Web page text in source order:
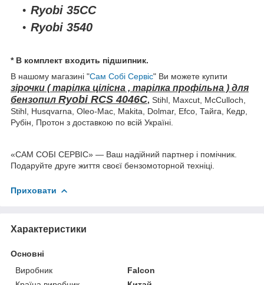
Ryobi 35CС
Ryobi 3540
* В комплект входить підшипник.
В нашому магазині "Сам Собі Сервіс" Ви можете купити
зірочки ( тарілка цілісна , тарілка профільна ) для
бензопил Ryobi RCS 4046С, Stihl, Maxcut, McCulloch,
Stihl, Husqvarna, Oleo-Mac, Makita, Dolmar, Efco, Тайга, Кедр,
Рубін, Протон з доставкою по всій Україні.
«САМ СОБІ СЕРВІС» — Ваш надійний партнер і помічник.
Подаруйте друге життя своєї бензомоторной техніці.
Приховати
Характеристики
Основні
Виробник
Falcon